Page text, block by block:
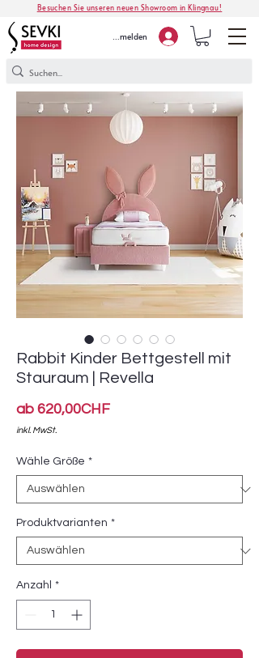
Besuchen Sie unseren neuen Showroom in Klingnau!
Anmelden
Rabbit Kinder Bettgestell mit
Stauraum | Revella
ab 620,00CHFSale-
inkl. MwSt.
Wähle Größe *
Produktvarianten *
Anzahl *